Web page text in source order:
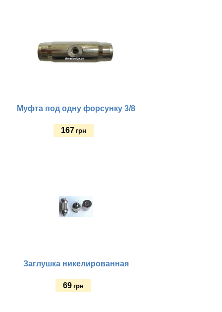
Муфта под одну форсунку 3/8
167 грн
Заглушка никелированная
69 грн